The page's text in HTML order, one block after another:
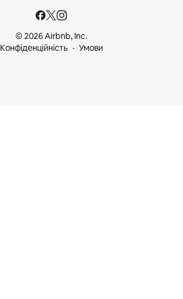
© 2026 Airbnb, Inc.
Конфіденційність
Умови